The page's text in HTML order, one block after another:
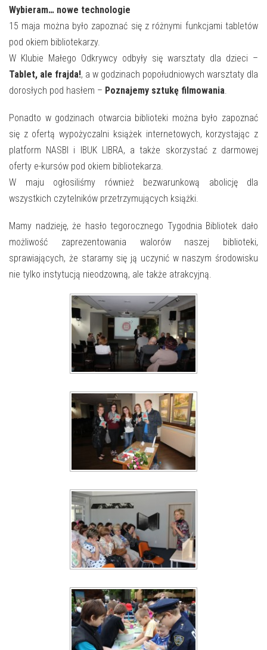
Wybieram… nowe technologie
15 maja można było zapoznać się z różnymi funkcjami tabletów
pod okiem bibliotekarzy.
W Klubie Małego Odkrywcy odbyły się warsztaty dla dzieci –
Tablet, ale frajda!, a w godzinach popołudniowych warsztaty dla
dorosłych pod hasłem – Poznajemy sztukę filmowania.
Ponadto w godzinach otwarcia biblioteki można było zapoznać
się z ofertą wypożyczalni książek internetowych, korzystając z
platform NASBI i IBUK LIBRA, a także skorzystać z darmowej
oferty e-kursów pod okiem bibliotekarza.
W maju ogłosiliśmy również bezwarunkową abolicję dla
wszystkich czytelników przetrzymujących książki.
Mamy nadzieję, że hasło tegorocznego Tygodnia Bibliotek dało
możliwość zaprezentowania walorów naszej biblioteki,
sprawiających, że staramy się ją uczynić w naszym środowisku
nie tylko instytucją nieodzowną, ale także atrakcyjną.